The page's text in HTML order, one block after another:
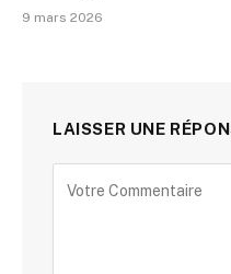
9 mars 2026
LAISSER UNE